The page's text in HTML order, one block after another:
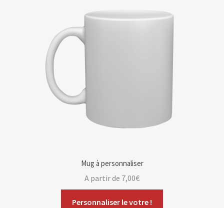
Mug à personnaliser
Personnaliser le votre !
A partir de 7,00€